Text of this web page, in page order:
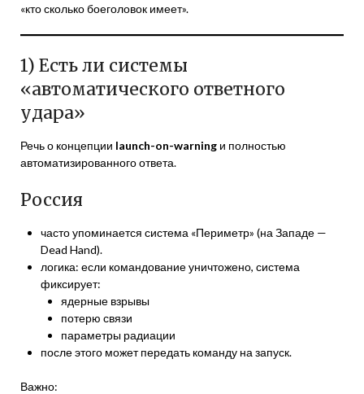
«кто сколько боеголовок имеет».
1) Есть ли системы
«автоматического ответного
удара»
Речь о концепции launch-on-warning и полностью
автоматизированного ответа.
Россия
часто упоминается система «Периметр» (на Западе —
Dead Hand).
логика: если командование уничтожено, система
фиксирует:
ядерные взрывы
потерю связи
параметры радиации
после этого может передать команду на запуск.
Важно: